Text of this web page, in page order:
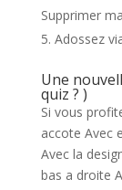
Supprimer
Adossez
Une
quiz ? )
Si vous
accote Avec
Avec la
bas a droite